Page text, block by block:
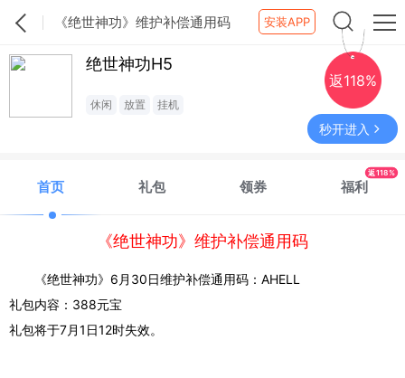
《绝世神功》维护补偿通用码 安装APP
绝世神功H5
休闲 放置 挂机
返118%
秒开进入
首页 礼包 领券 福利
返118%
《绝世神功》维护补偿通用码
《绝世神功》6月30日维护补偿通用码：AHELL
礼包内容：388元宝
礼包将于7月1日12时失效。